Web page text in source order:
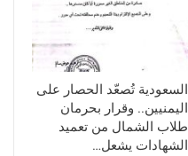
السعودية تُصعّد الحصار على
اليمنيين.. وقرار بحرمان
طلاب الشمال من تعميد
الشهادات يشعل…